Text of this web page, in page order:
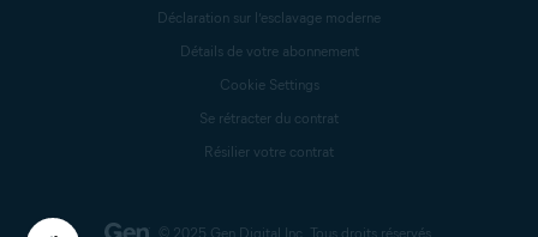
© 2025 Gen Digital Inc. Tous droits réservés.
Déclaration sur l’esclavage moderne
Détails de votre abonnement
Cookie Settings
Se rétracter du contrat
Résilier votre contrat